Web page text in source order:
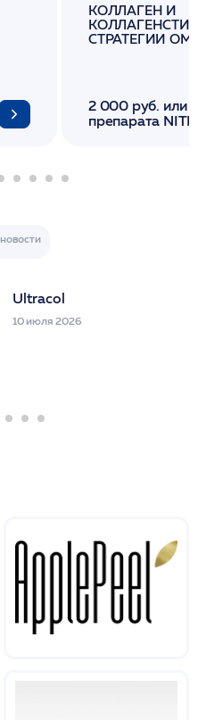
КОЛЛАГЕН И
СТРАТЕГИИ
2 000 руб. или
препарата
Ultracol
10 июля 2026